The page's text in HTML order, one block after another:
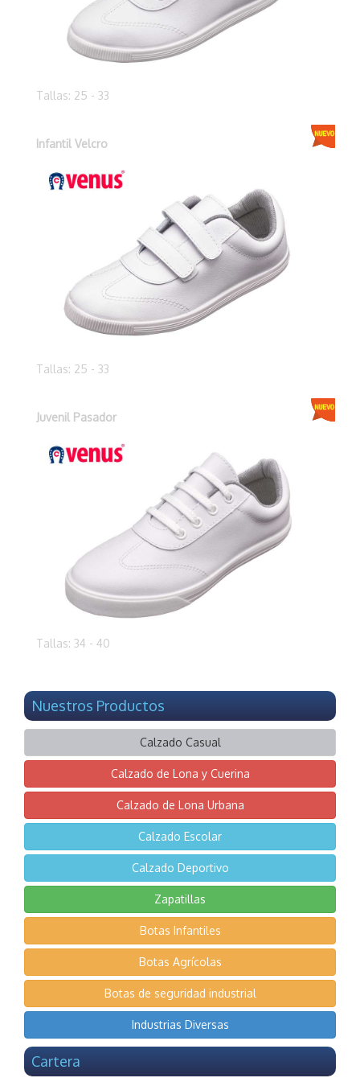
Tallas: 25 - 33
Infantil Velcro
Tallas: 25 - 33
Juvenil Pasador
Tallas: 34 - 40
Nuestros Productos
Calzado Casual
Calzado de Lona y Cuerina
Calzado de Lona Urbana
Calzado Escolar
Calzado Deportivo
Zapatillas
Botas Infantiles
Botas Agrícolas
Botas de seguridad industrial
Industrias Diversas
Cartera